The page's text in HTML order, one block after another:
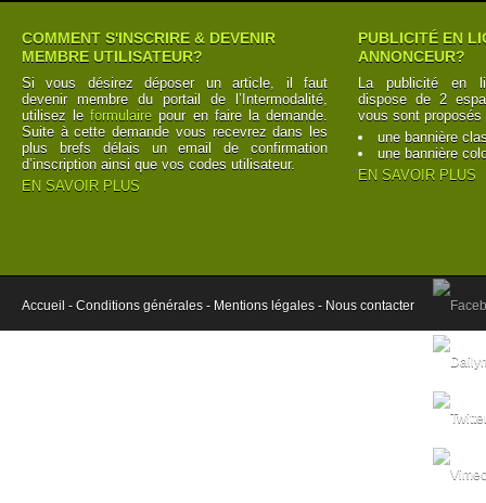
COMMENT S'INSCRIRE & DEVENIR
MEMBRE UTILISATEUR?
Si vous désirez déposer un article, il faut
devenir membre du portail de l’Intermodalité,
utilisez leformulaire pour en faire la demande.
Suite à cette demande vous recevrez dans les
plus brefs délais un email de confirmation
d’inscription ainsi que vos codes utilisateur.
EN SAVOIR PLUS
PUBLICITÉ EN
ANNONCEUR?
La publicité en
dispose de 2
vous sont proposés
une bannière
une bannière
EN SAVOIR PLUS
Accueil - Conditions générales - Mentions légales - Nous contacter